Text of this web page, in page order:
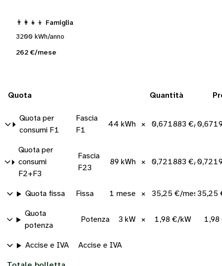
👨‍👩‍👧‍👦 Famiglia
3200 kWh/anno
262 €/mese
Quota Quantità
Quota per
consumi F1
Fascia
F1
44 kWh × 0,671883 €/kWh
Quota per
consumi
F2+F3
Fascia
F23
89 kWh × 0,721883 €/kWh
Quota fissa Fissa 1 mese × 35,25 €/mese35,25
Quota
potenza
Potenza 3 kW × 1,98 €/kW 1,98
Accise e IVA Accise e IVA